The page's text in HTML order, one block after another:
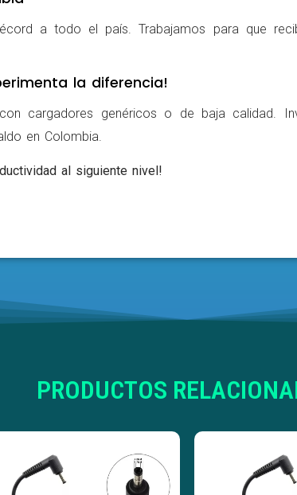
a todo el país. Trabajamos para que
la diferencia!
cargadores genéricos o de baja calidad.
en Colombia.
al siguiente nivel!
PRODUCTOS